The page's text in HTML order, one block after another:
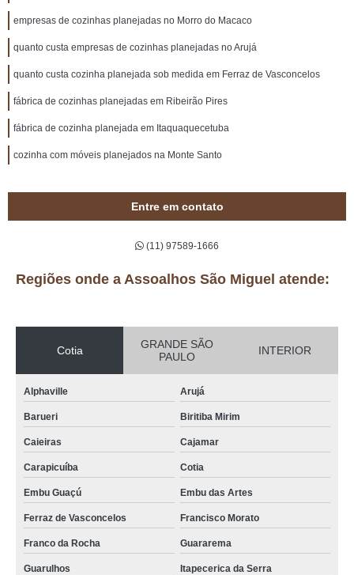
empresas de cozinhas planejadas no Morro do Macaco
quanto custa empresas de cozinhas planejadas no Arujá
quanto custa cozinha planejada sob medida em Ferraz de Vasconcelos
fábrica de cozinhas planejadas em Ribeirão Pires
fábrica de cozinha planejada em Itaquaquecetuba
cozinha com móveis planejados na Monte Santo
Entre em contato
(11) 97589-1666
Regiões onde a Assoalhos São Miguel atende:
Cotia
GRANDE SÃO
PAULO
INTERIOR
Alphaville Arujá
Barueri Biritiba Mirim
Caieiras Cajamar
Carapicuíba Cotia
Embu Guaçú Embu das Artes
Ferraz de Vasconcelos Francisco Morato
Franco da Rocha Guararema
Guarulhos Itapecerica da Serra